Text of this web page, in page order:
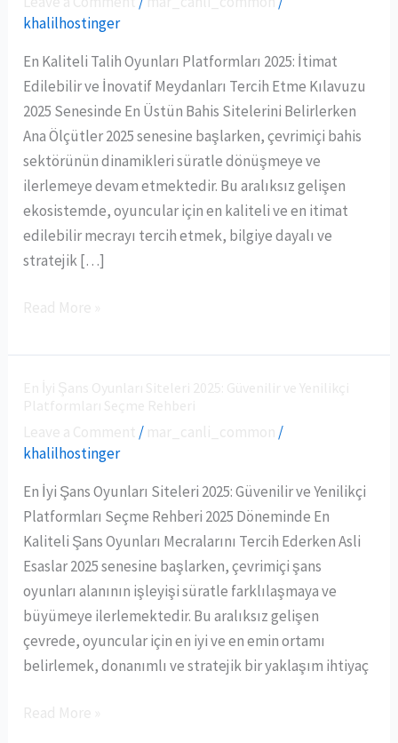
khalilhostinger
En Kaliteli Talih Oyunları Platformları 2025: İtimat
Edilebilir ve İnovatif Meydanları Tercih Etme Kılavuzu
2025 Senesinde En Üstün Bahis Sitelerini Belirlerken
Ana Ölçütler 2025 senesine başlarken, çevrimiçi bahis
sektörünün dinamikleri süratle dönüşmeye ve
ilerlemeye devam etmektedir. Bu aralıksız gelişen
ekosistemde, oyuncular için en kaliteli ve en itimat
edilebilir mecrayı tercih etmek, bilgiye dayalı ve
stratejik […]
Oyunları
Platformları
2025:
İtimat
Edilebilir
ve
İnovatif
Meydanları
Tercih
Etme
/
/
khalilhostinger
En İyi Şans Oyunları Siteleri 2025: Güvenilir ve Yenilikçi
Platformları Seçme Rehberi 2025 Döneminde En
Kaliteli Şans Oyunları Mecralarını Tercih Ederken Asli
Esaslar 2025 senesine başlarken, çevrimiçi şans
oyunları alanının işleyişi süratle farklılaşmaya ve
büyümeye ilerlemektedir. Bu aralıksız gelişen
çevrede, oyuncular için en iyi ve en emin ortamı
belirlemek, donanımlı ve stratejik bir yaklaşım ihtiyaç
Oyunları
Siteleri
2025:
Güvenilir
ve
Yenilikçi
Platformları
Seçme
Rehberi